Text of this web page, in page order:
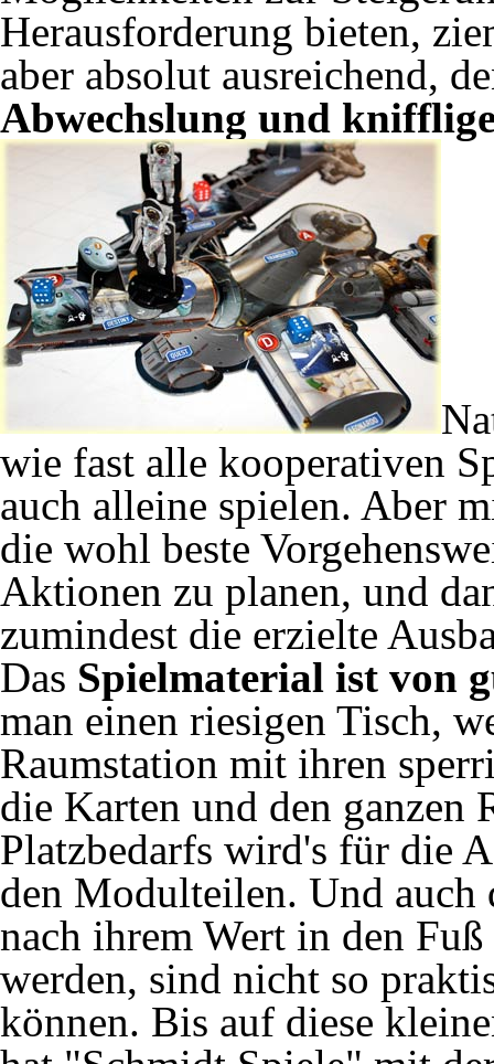
Herausforderung bieten,
aber absolut ausreichend,
Abwechslung und
wie fast alle kooperativen
auch alleine spielen. Aber
die wohl beste
Aktionen zu planen, und
zumindest die erzielte
Das Spielmaterial ist von
man einen riesigen Tisch,
Raumstation mit ihren
die Karten und den ganzen
Platzbedarfs wird's für die
den Modulteilen. Und auch
nach ihrem Wert in den
werden, sind nicht so
können. Bis auf diese